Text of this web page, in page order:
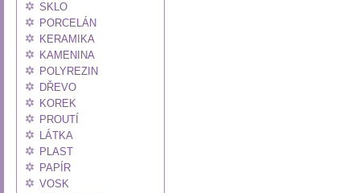
SKLO
PORCELÁN
KERAMIKA
KAMENINA
POLYREZIN
DŘEVO
KOREK
PROUTÍ
LÁTKA
PLAST
PAPÍR
VOSK